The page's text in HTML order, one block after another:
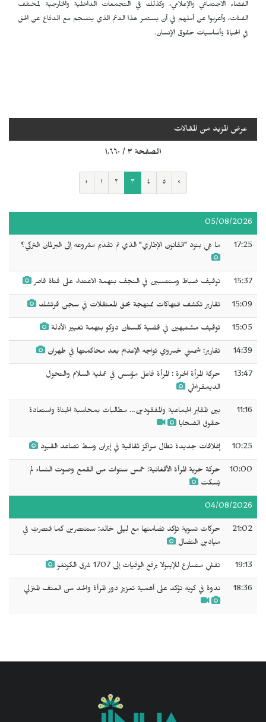
الفضاء الاجتماعي والإعلامي، وكذلك في التجمعات الداخلية والخارجية لمختلف
الفئات، وأعربوا عن أملهم في أن يستمر هذا الدعم الذي ينسجم مع الدفاع عن الحق
في الحياة وأساسيات حقوق الإنسان.
عرض المزيد من المقالات
الصفحة ٣ / ١٬٦٦٠
‹ ١ ٢ ٣ ٤ ٥ ›
05/08/2026
17:25 ما هي بنود "القانون الإطاري" الذي تم تقديم مشروعه إلى البرلمان التركي؟
15:37 توقيف ضباط ومنتسبين في النجف بتهمة الاعتداء على فتاة قاصر
15:09 تقارير تكشف انتهاكات ممنهجة بحق المعتقلات في سجن قرتشك
15:05 توقيف مشتبهين في قضية كلستان دوكو بتهمة تغيير الأدلة
14:39 تقارير: شمسي خسروي تواجه الإعدام بعد محاكمتها في طهران
13:47
حركة المرأة الحرة : المرأة فاعل مؤسس في عملية السلام والتحول
الديمقراطي
11:16
بين المقابر الجماعية والمفقودين… مطالبات بمحاسبة الجناة واستعادة
حقوق الضحايا
10:25 إغلاقات جديدة تطال مراكز ثقافية في إيران وسط تصاعد القيود
10:00
حركة حرية المرأة الأفغانية: خمس سنوات من القمع وصوت النساء لم
يُسكت
04/08/2026
21:02
حركات نسوية تؤكد تضامنها مع ليلى خالد: ستنتصرين كما انتصرتِ في
ميادين النضال
19:13 تفشٍ متسارع للإيبولا يرفع الوفيات إلى 1707 شرق الكونغو
18:36 ندوة في كويه تؤكد على أهمية تعزيز دور المرأة والحد من العنف المنزلي